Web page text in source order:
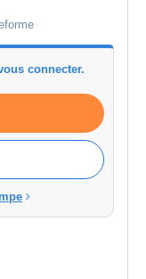
connecter.